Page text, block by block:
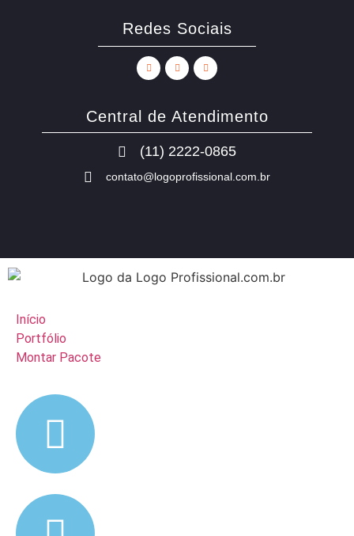
Redes Sociais
Central de Atendimento
(11) 2222-0865
contato@logoprofissional.com.br
Início
Portfólio
Montar Pacote